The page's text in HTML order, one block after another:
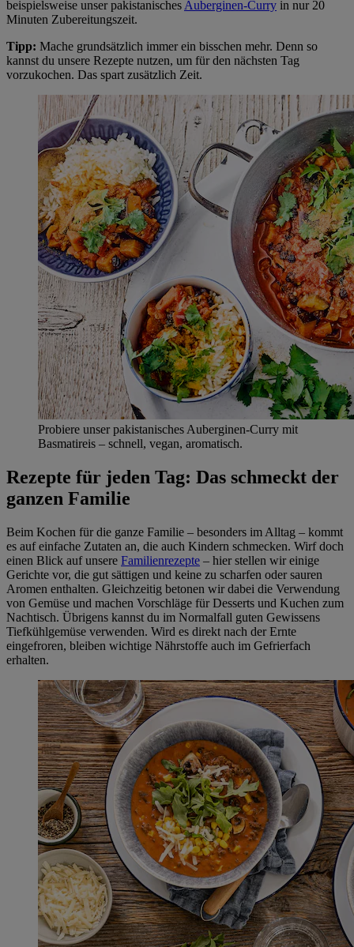
beispielsweise unser pakistanisches Auberginen-Curry in nur 20
Minuten Zubereitungszeit.
Tipp: Mache grundsätzlich immer ein bisschen mehr. Denn so
kannst du unsere Rezepte nutzen, um für den nächsten Tag
vorzukochen. Das spart zusätzlich Zeit.
Probiere unser pakistanisches Auberginen‑Curry mit
Basmatireis – schnell, vegan, aromatisch.
Rezepte für jeden Tag: Das schmeckt der
ganzen Familie
Beim Kochen für die ganze Familie – besonders im Alltag – kommt
es auf einfache Zutaten an, die auch Kindern schmecken. Wirf doch
einen Blick auf unsere Familienrezepte – hier stellen wir einige
Gerichte vor, die gut sättigen und keine zu scharfen oder sauren
Aromen enthalten. Gleichzeitig betonen wir dabei die Verwendung
von Gemüse und machen Vorschläge für Desserts und Kuchen zum
Nachtisch. Übrigens kannst du im Normalfall guten Gewissens
Tiefkühlgemüse verwenden. Wird es direkt nach der Ernte
eingefroren, bleiben wichtige Nährstoffe auch im Gefrierfach
erhalten.